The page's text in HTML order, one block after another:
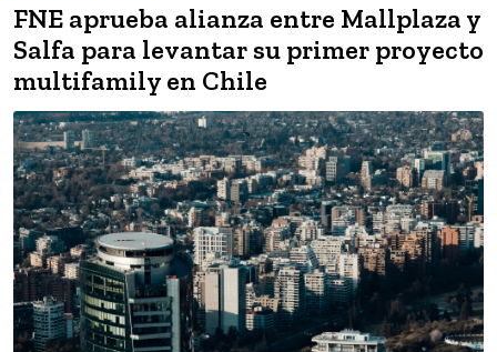
FNE aprueba alianza entre Mallplaza y
Salfa para levantar su primer proyecto
multifamily en Chile